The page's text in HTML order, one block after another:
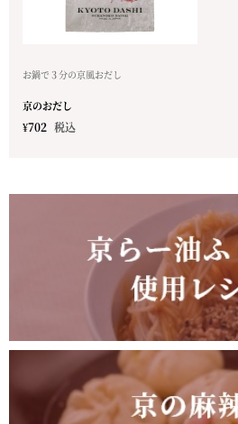
お鍋で３分の京風おだし
京のおだし
¥702 税込